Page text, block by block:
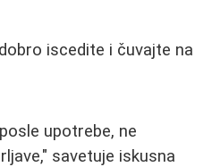
iscedite i čuvajte na
upotrebe, ne
savetuje iskusna